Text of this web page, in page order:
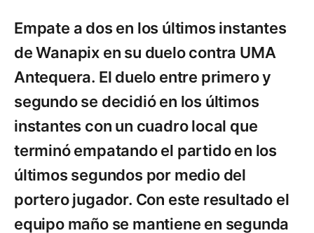
Empate a dos en los últimos instantes
de Wanapix en su duelo contra UMA
Antequera. El duelo entre primero y
segundo se decidió en los últimos
instantes con un cuadro local que
terminó empatando el partido en los
últimos segundos por medio del
portero jugador. Con este resultado el
equipo maño se mantiene en segunda